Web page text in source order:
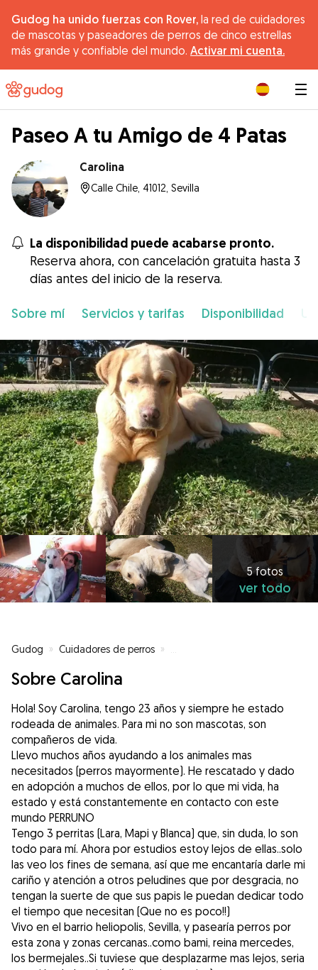
Gudog ha unido fuerzas con Rover, la red de cuidadores
de mascotas y paseadores de perros de cinco estrellas
más grande y confiable del mundo. Activar mi cuenta.
Paseo A tu Amigo de 4 Patas
Carolina
Calle Chile, 41012, Sevilla
La disponibilidad puede acabarse pronto.
Reserva ahora, con cancelación gratuita hasta 3
días antes del inicio de la reserva.
Sobre mí Servicios y tarifas Disponibilidad
5 fotos
ver todo
Gudog » Cuidadores de perros »
Sobre Carolina
Hola! Soy Carolina, tengo 23 años y siempre he estado
rodeada de animales. Para mi no son mascotas, son
compañeros de vida.
Llevo muchos años ayudando a los animales mas
necesitados (perros mayormente). He rescatado y dado
en adopción a muchos de ellos, por lo que mi vida, ha
estado y está constantemente en contacto con este
mundo PERRUNO
Tengo 3 perritas (Lara, Mapi y Blanca) que, sin duda, lo son
todo para mí. Ahora por estudios estoy lejos de ellas..solo
las veo los fines de semana, así que me encantaría darle mi
cariño y atención a otros peludines que por desgracia, no
tengan la suerte de que sus papis le puedan dedicar todo
el tiempo que necesitan (Que no es poco!!)
Vivo en el barrio heliopolis, Sevilla, y pasearía perros por
esta zona y zonas cercanas..como bami, reina mercedes,
los bermejales..Si tuviese que desplazarme mas lejos, seria